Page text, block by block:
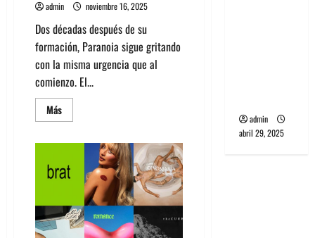
admin noviembre 16, 2025
Dos décadas después de su
formación, Paranoia sigue gritando
con la misma urgencia que al
comienzo. El...
MásLeer
más
años
de
lucidez
y
desquicio
admin
abril 29, 2025